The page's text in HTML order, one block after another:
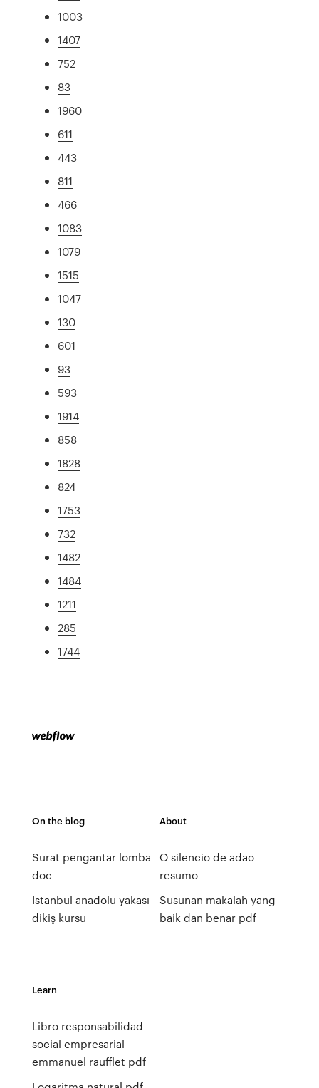
1003
1407
752
83
1960
611
443
811
466
1083
1079
1515
1047
130
601
93
593
1914
858
1828
824
1753
732
1482
1484
1211
285
1744
On the blog
Surat pengantar lomba
doc
Istanbul anadolu yakası
dikiş kursu
About
O silencio de adao
resumo
Susunan makalah yang
baik dan benar pdf
Learn
Libro responsabilidad
social empresarial
emmanuel raufflet pdf